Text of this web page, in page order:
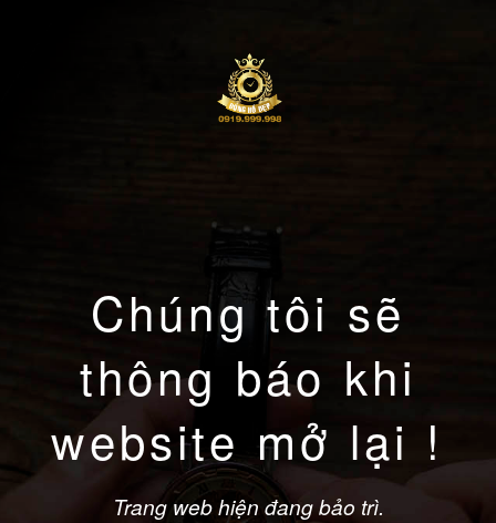
Chúng tôi sẽ
thông báo khi
website mở lại !
Trang web hiện đang bảo trì.